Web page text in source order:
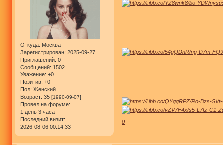
Откуда: Москва
Зарегистрирован: 2025-09-27
Приглашений: 0
Сообщений: 1502
Уважение: +0
Позитив: +0
Пол: Женский
Возраст: 35 [1990-09-07]
Провел на форуме:
1 день 3 часа
Последний визит:
2026-08-06 00:14:33
0